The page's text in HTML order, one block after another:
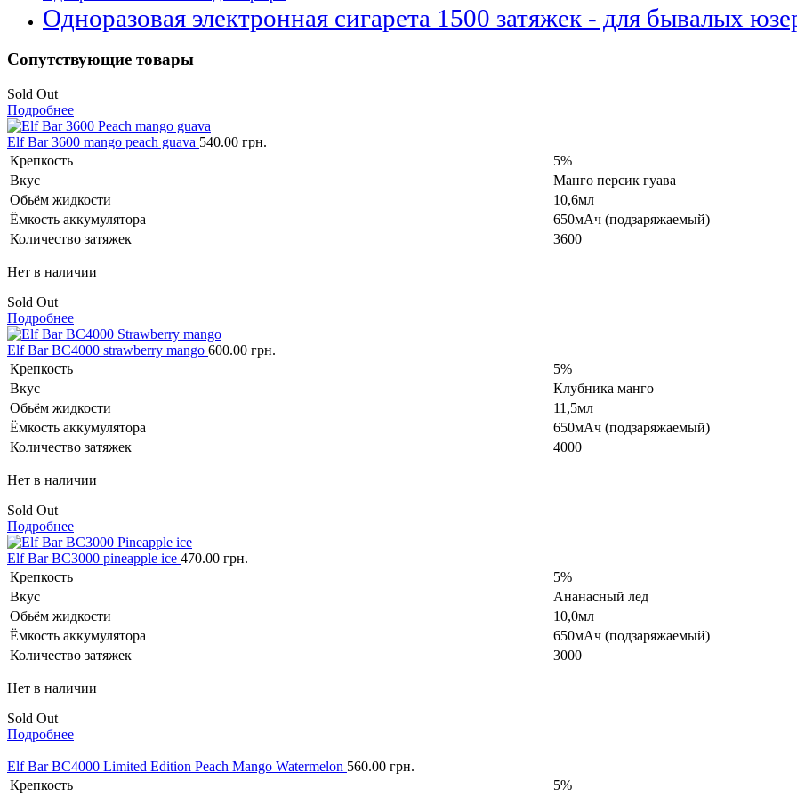
Одноразовая электронная сигарета 1500 затяжек - для бывалых
Сопутствующие товары
Sold Out
Подробнее
Elf Bar 3600 mango peach guava 540.00 грн.
Крепкость
5%
Вкус
Манго персик гуава
Обьём жидкости
10,6мл
Ёмкость аккумулятора
650мАч (подзаряжаемый)
Количество затяжек
3600
Нет в наличии
Sold Out
Подробнее
Elf Bar BC4000 strawberry mango 600.00 грн.
Крепкость
5%
Вкус
Клубника манго
Обьём жидкости
11,5мл
Ёмкость аккумулятора
650мАч (подзаряжаемый)
Количество затяжек
4000
Нет в наличии
Sold Out
Подробнее
Elf Bar BC3000 pineapple ice 470.00 грн.
Крепкость
5%
Вкус
Ананасный лед
Обьём жидкости
10,0мл
Ёмкость аккумулятора
650мАч (подзаряжаемый)
Количество затяжек
3000
Нет в наличии
Sold Out
Подробнее
Elf Bar BC4000 Limited Edition Peach Mango Watermelon 560.00 грн.
Крепкость
5%